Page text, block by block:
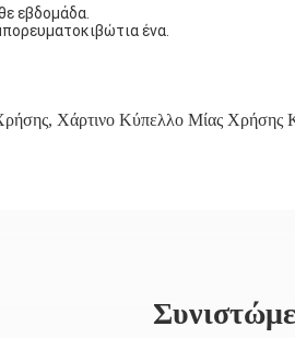
εβδομάδα.
ένα.
, Χάρτινο Κύπελλο Μίας Χρήσης